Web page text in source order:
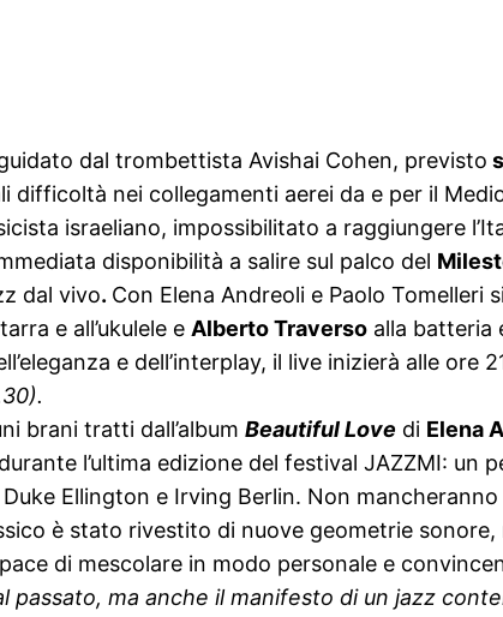
dal trombettista Avishai Cohen, previsto
difficoltà nei collegamenti aerei da e per il
israeliano, impossibilitato a raggiungere
disponibilità a salire sul palco del
dal vivo. Con Elena Andreoli e Paolo Tomelleri
e all’ukulele e Alberto Traverso alla batteria
e dell’interplay, il live inizierà alle ore
brani tratti dall’album Beautiful Love di Elena
l’ultima edizione del festival JAZZMI: un
Ellington e Irving Berlin. Non
è stato rivestito di nuove geometrie
di mescolare in modo personale e
passato, ma anche il manifesto di un jazz